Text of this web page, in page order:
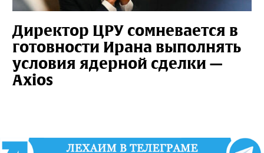
Директор ЦРУ сомневается в
готовности Ирана выполнять
условия ядерной сделки —
Axios